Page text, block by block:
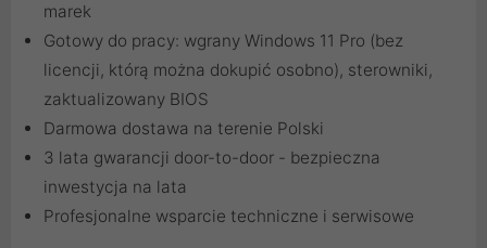
marek
Gotowy do pracy: wgrany Windows 11 Pro (bez
licencji, którą można dokupić osobno), sterowniki,
zaktualizowany BIOS
Darmowa dostawa na terenie Polski
3 lata gwarancji door-to-door - bezpieczna
inwestycja na lata
Profesjonalne wsparcie techniczne i serwisowe